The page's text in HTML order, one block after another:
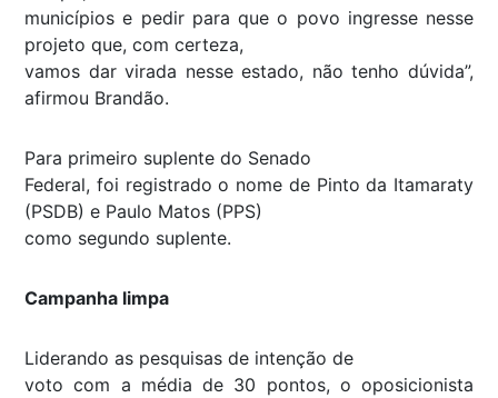
municípios e pedir para que o povo ingresse nesse
projeto que, com certeza,
vamos dar virada nesse estado, não tenho dúvida”,
afirmou Brandão.
Para primeiro suplente do Senado
Federal, foi registrado o nome de Pinto da Itamaraty
(PSDB) e Paulo Matos (PPS)
como segundo suplente.
Campanha limpa
Liderando as pesquisas de intenção de
voto com a média de 30 pontos, o oposicionista